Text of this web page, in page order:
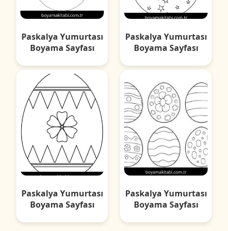
Paskalya Yumurtası
Boyama Sayfası
Paskalya Yumurtası
Boyama Sayfası
Paskalya Yumurtası
Boyama Sayfası
Paskalya Yumurtası
Boyama Sayfası